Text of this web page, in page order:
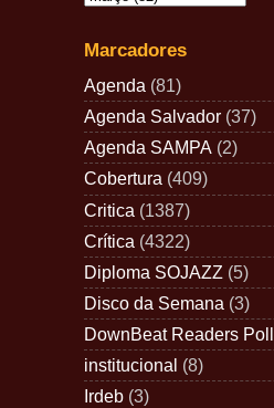
Marcadores
Agenda (81)
Agenda Salvador (37)
Agenda SAMPA (2)
Cobertura (409)
Critica (1387)
Crítica (4322)
Diploma SOJAZZ (5)
Disco da Semana (3)
DownBeat Readers Poll
institucional (8)
Irdeb (3)